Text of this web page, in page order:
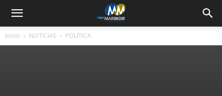
Inicio NOTICIAS POLÍTICA